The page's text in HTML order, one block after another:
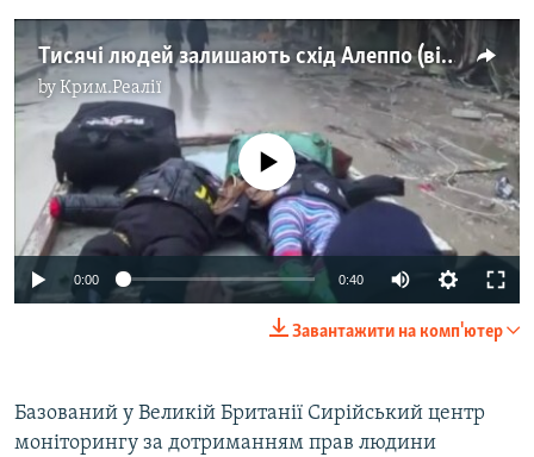
Тисячі людей залишають схід Алеппо (відео)
byКрим.Реалії
No media source currently available
0:00 0:40
Завантажити на комп'ютер
Базований у Великій Британії Сирійський центр
моніторингу за дотриманням прав людини